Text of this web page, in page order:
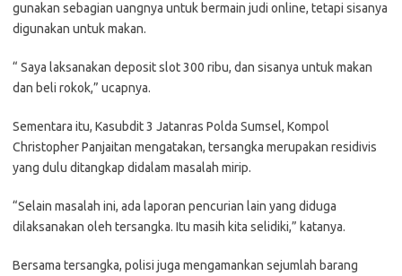
gunakan sebagian uangnya untuk bermain judi online, tetapi sisanya
digunakan untuk makan.
“ Saya laksanakan deposit slot 300 ribu, dan sisanya untuk makan
dan beli rokok,” ucapnya.
Sementara itu, Kasubdit 3 Jatanras Polda Sumsel, Kompol
Christopher Panjaitan mengatakan, tersangka merupakan residivis
yang dulu ditangkap didalam masalah mirip.
“Selain masalah ini, ada laporan pencurian lain yang diduga
dilaksanakan oleh tersangka. Itu masih kita selidiki,” katanya.
Bersama tersangka, polisi juga mengamankan sejumlah barang